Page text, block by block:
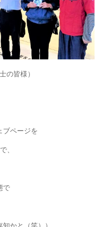
の皆様）
ブページを
、
で